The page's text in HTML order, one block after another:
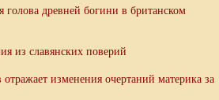
голова древней богини в британском
из славянских поверий
изменения очертаний материка за